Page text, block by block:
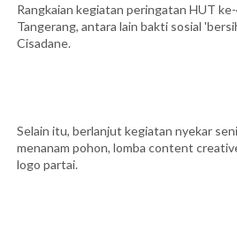
Rangkaian kegiatan peringatan HUT
Tangerang, antara lain bakti sosial
Cisadane.
Selain itu, berlanjut kegiatan nyekar
menanam pohon, lomba content
logo partai.